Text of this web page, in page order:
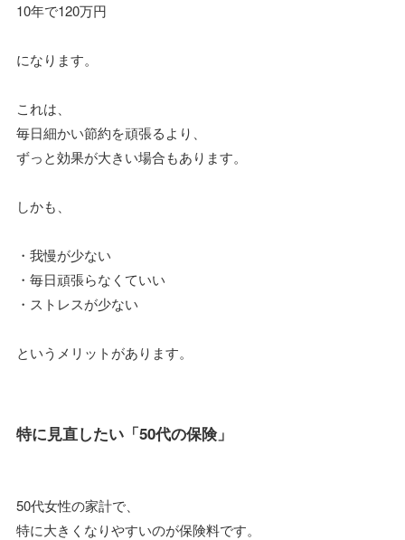
10年で120万円
になります。
これは、
毎日細かい節約を頑張るより、
ずっと効果が大きい場合もあります。
しかも、
・我慢が少ない
・毎日頑張らなくていい
・ストレスが少ない
というメリットがあります。
特に見直したい「50代の保険」
50代女性の家計で、
特に大きくなりやすいのが保険料です。